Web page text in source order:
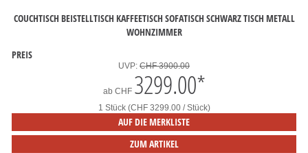
COUCHTISCH BEISTELLTISCH KAFFEETISCH SOFATISCH SCHWARZ TISCH METALL
WOHNZIMMER
PREIS
UVP: CHF 3900.00
ab CHF 3299.00*
1 Stück (CHF 3299.00 / Stück)
AUF DIE MERKLISTE
ZUM ARTIKEL